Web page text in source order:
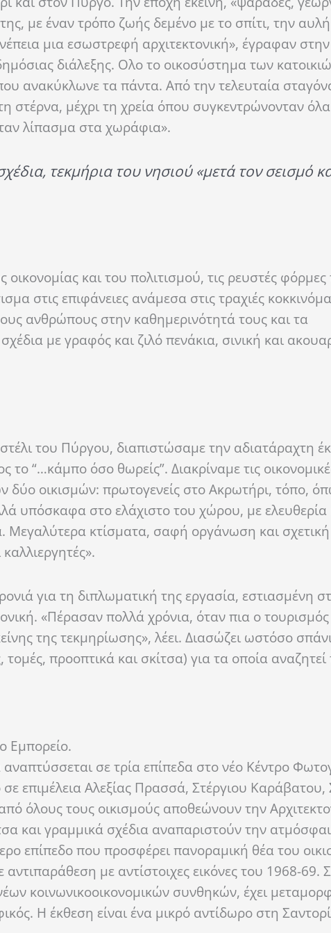
με έναν τρόπο ζωής δεμένο με το σπίτι, την
μια εσωστρεφή αρχιτεκτονική», έγραφαν
διάλεξης. Ολο το οικοσύστημα των
ανακύκλωνε τα πάντα. Από την τελευταία
μέχρι τη χρεία όπου συγκεντρώνονταν
λίπασμα στα χωράφια».
τεκμήρια του νησιού «μετά τον σεισμό
και του πολιτισμού, τις ρευστές
στις επιφάνειες ανάμεσα στις τραχιές
ανθρώπους στην καθημερινότητά τους και τα
με γραφός και ζιλό πενάκια, σινική και
του Πύργου, διαπιστώσαμε την αδιατάραχτη
“…κάμπο όσο θωρείς”. Διακρίναμε τις
δύο οικισμών: πρωτογενείς στο Ακρωτήρι, τόπο,
υπόσκαφα στο ελάχιστο του χώρου, με ελευθερία
κτίσματα, σαφή οργάνωση και
για τη διπλωματική της εργασία, εστιασμένη
«Πέρασαν πολλά χρόνια, όταν πια ο τουρισμός
της τεκμηρίωσης», λέει. Διασώζει ωστόσο
προοπτικά και σκίτσα) για τα οποία αναζητεί
Εμπορείο.
σε τρία επίπεδα στο νέο Κέντρο
επιμέλεια Αλεξίας Πρασσά, Στέργιου
όλους τους οικισμούς αποθεώνουν την
και γραμμικά σχέδια αναπαριστούν την
επίπεδο που προσφέρει πανοραμική θέα του
με αντίστοιχες εικόνες του 1968-69.
κοινωνικοοικονομικών συνθηκών, έχει
Η έκθεση είναι ένα μικρό αντίδωρο στη